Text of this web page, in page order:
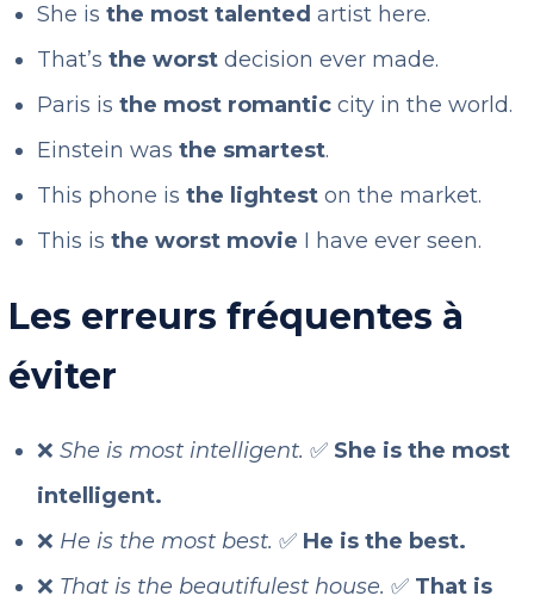
She is the most talented artist here.
That’s the worstdecision ever made.
Paris is the most romanticcity in the world.
Einstein was the smartest.
This phone is the lighteston the market.
This is the worst movie I have ever seen.
Les erreurs fréquentes à
éviter
❌ She is most intelligent. ✅ She is the most
intelligent.
❌ He is the most best. ✅ He is the best.
❌ That is the beautifulest house. ✅ That is